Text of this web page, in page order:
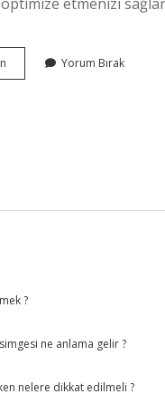
Kaç
Yorum Bırak
?
ne anlama gelir ?
nelere dikkat edilmeli ?